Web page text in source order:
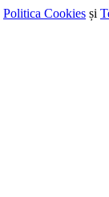
Politica Cookies și